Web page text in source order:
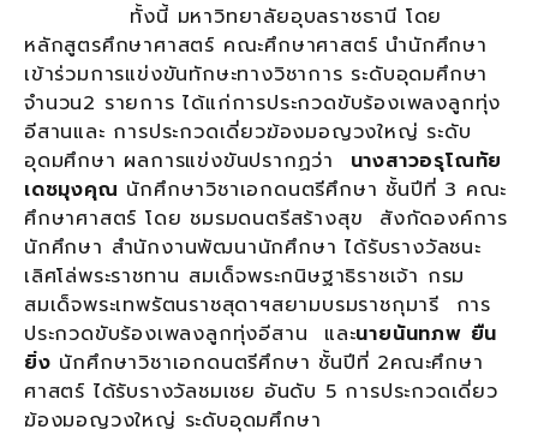
ทั้งนี้ มหาวิทยาลัยอุบลราชธานี โดย
หลักสูตรศึกษาศาสตร์ คณะศึกษาศาสตร์ นำนักศึกษา
เข้าร่วมการแข่งขันทักษะทางวิชาการ ระดับอุดมศึกษา
จำนวน2 รายการ ได้แก่การประกวดขับร้องเพลงลูกทุ่ง
อีสานและ การประกวดเดี่ยวฆ้องมอญวงใหญ่ ระดับ
อุดมศึกษา ผลการแข่งขันปรากฏว่า นางสาวอรุโณทัย
เดชมุงคุณ นักศึกษาวิชาเอกดนตรีศึกษา ชั้นปีที่ 3 คณะ
ศึกษาศาสตร์ โดย ชมรมดนตรีสร้างสุข สังกัดองค์การ
นักศึกษา สำนักงานพัฒนานักศึกษา ได้รับรางวัลชนะ
เลิศโล่พระราชทาน สมเด็จพระกนิษฐาธิราชเจ้า กรม
สมเด็จพระเทพรัตนราชสุดาฯสยามบรมราชกุมารี การ
ประกวดขับร้องเพลงลูกทุ่งอีสาน และนายนันทภพ ยืน
ยิ่ง นักศึกษาวิชาเอกดนตรีศึกษา ชั้นปีที่ 2คณะศึกษา
ศาสตร์ ได้รับรางวัลชมเชย อันดับ 5 การประกวดเดี่ยว
ฆ้องมอญวงใหญ่ ระดับอุดมศึกษา